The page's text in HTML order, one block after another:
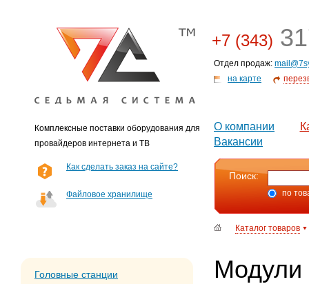
Комплексные поставки оборудования для
провайдеров интернета и ТВ
+7 (343)
Отдел продаж:
на карте
О компании
Вакансии
Как сделать заказ на сайте?
Файловое хранилище
Поиск:
по
Каталог товаров
Головные станции
Модули